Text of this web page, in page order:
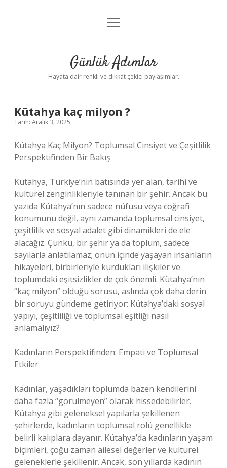
Anasayfa
Yasal Uyarı
menüyü
Günlük Adımlar
Hayata dair renkli ve dikkat çekici paylaşımlar.
Kütahya kaç milyon ?
Tarih: Aralık 3, 2025
Kütahya Kaç Milyon? Toplumsal Cinsiyet ve Çeşitlilik
Perspektifinden Bir Bakış
Kütahya, Türkiye’nin batısında yer alan, tarihi ve
kültürel zenginlikleriyle tanınan bir şehir. Ancak bu
yazıda Kütahya’nın sadece nüfusu veya coğrafi
konumunu değil, aynı zamanda toplumsal cinsiyet,
çeşitlilik ve sosyal adalet gibi dinamikleri de ele
alacağız. Çünkü, bir şehir ya da toplum, sadece
sayılarla anlatılamaz; onun içinde yaşayan insanların
hikayeleri, birbirleriyle kurdukları ilişkiler ve
toplumdaki eşitsizlikler de çok önemli. Kütahya’nın
“kaç milyon” olduğu sorusu, aslında çok daha derin
bir soruyu gündeme getiriyor: Kütahya’daki sosyal
yapıyı, çeşitliliği ve toplumsal eşitliği nasıl
anlamalıyız?
Kadınların Perspektifinden: Empati ve Toplumsal
Etkiler
Kadınlar, yaşadıkları toplumda bazen kendilerini
daha fazla “görülmeyen” olarak hissedebilirler.
Kütahya gibi geleneksel yapılarla şekillenen
şehirlerde, kadınların toplumsal rolü genellikle
belirli kalıplara dayanır. Kütahya’da kadınların yaşam
biçimleri, çoğu zaman ailesel değerler ve kültürel
geleneklerle şekillenir. Ancak, son yıllarda kadının